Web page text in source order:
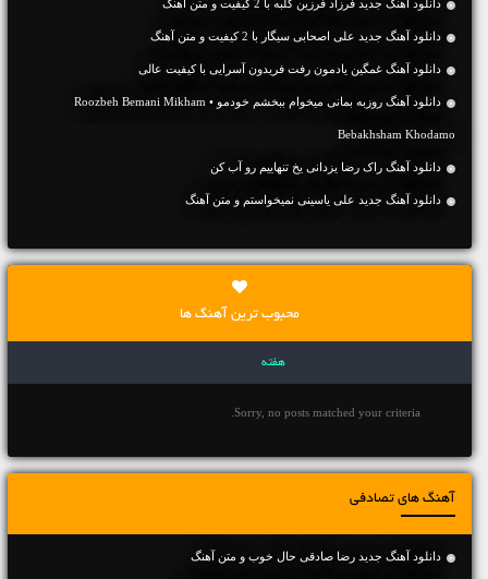
دانلود آهنگ جديد فرزاد فرزین کلبه با 2 کیفیت و متن آهنگ
دانلود آهنگ جديد علی اصحابی سیگار با 2 کیفیت و متن آهنگ
دانلود آهنگ غمگین یادمون رفت فریدون آسرایی با کیفیت عالی
دانلود آهنگ روزبه بمانی میخوام ببخشم خودمو • Roozbeh Bemani Mikham
Bebakhsham Khodamo
دانلود آهنگ راک رضا یزدانی یخ تنهاییم رو آب کن
دانلود آهنگ جديد علی یاسینی نمیخواستم و متن آهنگ
محبوب ترین آهنگ ها
هفته
Sorry, no posts matched your criteria.
آهنگ های تصادفی
دانلود آهنگ جديد رضا صادقی حال خوب و متن آهنگ